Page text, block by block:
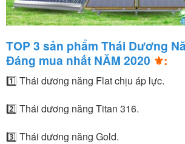
TOP 3 sản phẩm Thái Dương
Đáng mua nhất NĂM 2020 ⚜️:
1️⃣ Thái dương năng Flat chịu áp lực.
2️⃣ Thái dương năng Titan 316.
3️⃣ Thái dương năng Gold.